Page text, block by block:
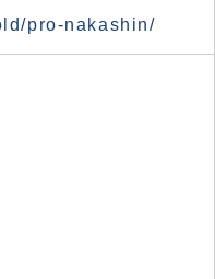
pro-nakashin/